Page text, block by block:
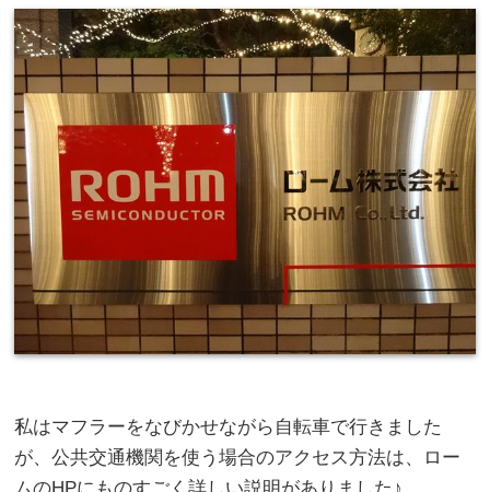
私はマフラーをなびかせながら自転車で行きました
が、公共交通機関を使う場合のアクセス方法は、ロー
ムのHPにものすごく詳しい説明がありました♪